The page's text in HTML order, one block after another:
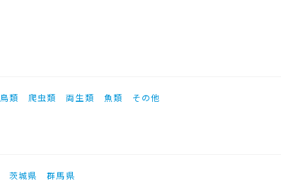
鳥類 爬虫類 両生類 魚類 その他
茨城県
群馬県